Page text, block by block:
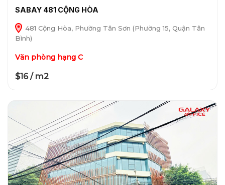
SABAY 481 CỘNG HÒA
481 Cộng Hòa, Phường Tân Sơn (Phường 15, Quận Tân
Bình)
Văn phòng hạng C
$16 / m2